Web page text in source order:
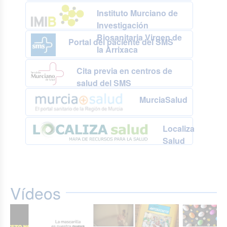
Instituto Murciano de
Investigación
Biosanitaria Virgen de
la Arrixaca
Portal del paciente del SMS
Cita previa en centros de
salud del SMS
MurciaSalud
Localiza
Salud
Vídeos